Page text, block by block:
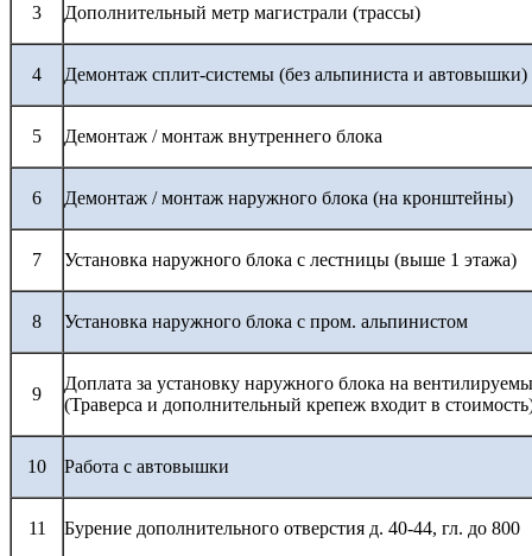
3 Дополнительный метр магистрали (трассы)
4 Демонтаж сплит-системы (без альпиниста и автовышки)
5 Демонтаж / монтаж внутреннего блока
6 Демонтаж / монтаж наружного блока (на кронштейны)
7 Установка наружного блока с лестницы (выше 1 этажа)
8 Установка наружного блока с пром. альпинистом
9
Доплата за установку наружного блока на
(Траверса и дополнительный крепеж входит в
10 Работа с автовышки
11 Бурение дополнительного отверстия д. 40-44, гл. до 800